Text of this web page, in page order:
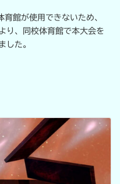
館が使用できないため、
、同校体育館で本大会を
た。